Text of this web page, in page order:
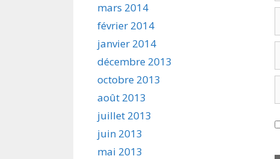
mars 2014
février 2014
janvier 2014
décembre 2013
octobre 2013
août 2013
juillet 2013
juin 2013
mai 2013